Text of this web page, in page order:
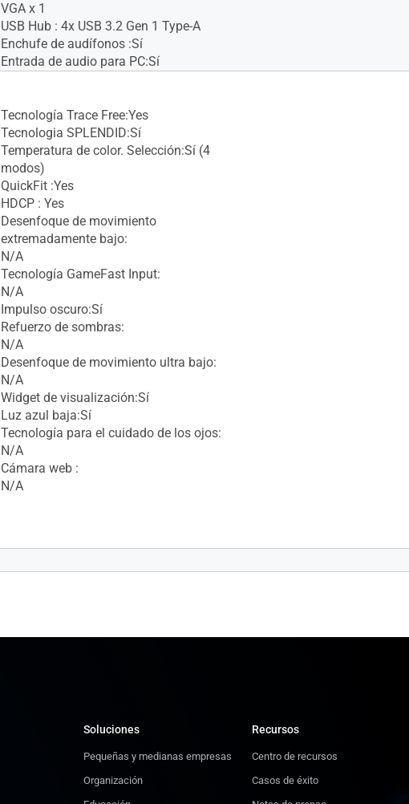
VGA x 1
USB Hub : 4x USB 3.2 Gen 1 Type-A
Enchufe de audífonos :Sí
Entrada de audio para PC:Sí
Tecnología Trace Free:Yes
Tecnologia SPLENDID:Sí
Temperatura de color. Selección:Sí (4
modos)
QuickFit :Yes
HDCP : Yes
Desenfoque de movimiento
extremadamente bajo:
N/A
Tecnología GameFast Input:
N/A
Impulso oscuro:Sí
Refuerzo de sombras:
N/A
Desenfoque de movimiento ultra bajo:
N/A
Widget de visualización:Sí
Luz azul baja:Sí
Tecnología para el cuidado de los ojos:
N/A
Cámara web :
N/A
Soluciones
Pequeñas y medianas empresas
Organización
Recursos
Centro de recursos
Casos de éxito